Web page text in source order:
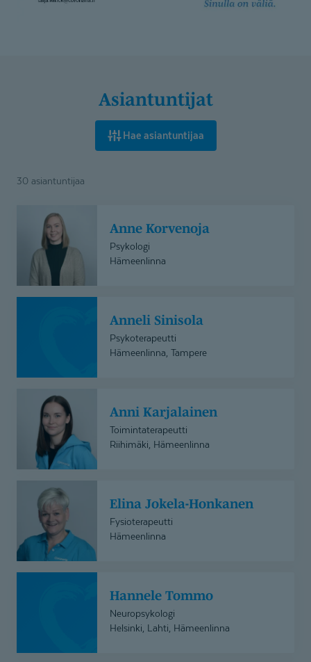
Asiantuntijat
Hae asiantuntijaa
30 asiantuntijaa
Korvenoja
Anne Korvenoja
Psykologi
Hämeenlinna
Anneli Sinisola
Psykoterapeutti
Hämeenlinna, Tampere
Karjalainen
Anni Karjalainen
Toimintaterapeutti
Riihimäki, Hämeenlinna
Jokela-
Honkanen
Elina Jokela-Honkanen
Fysioterapeutti
Hämeenlinna
Hannele Tommo
Neuropsykologi
Helsinki, Lahti, Hämeenlinna